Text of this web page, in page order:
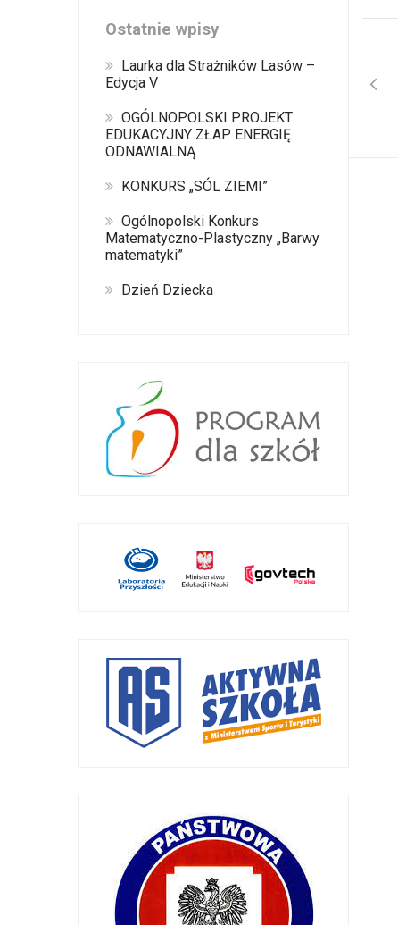
Ostatnie wpisy
Laurka dla Strażników Lasów –
Edycja V
OGÓLNOPOLSKI PROJEKT
EDUKACYJNY ZŁAP ENERGIĘ
ODNAWIALNĄ
KONKURS „SÓL ZIEMI”
Ogólnopolski Konkurs
Matematyczno-Plastyczny „Barwy
matematyki”
Dzień Dziecka